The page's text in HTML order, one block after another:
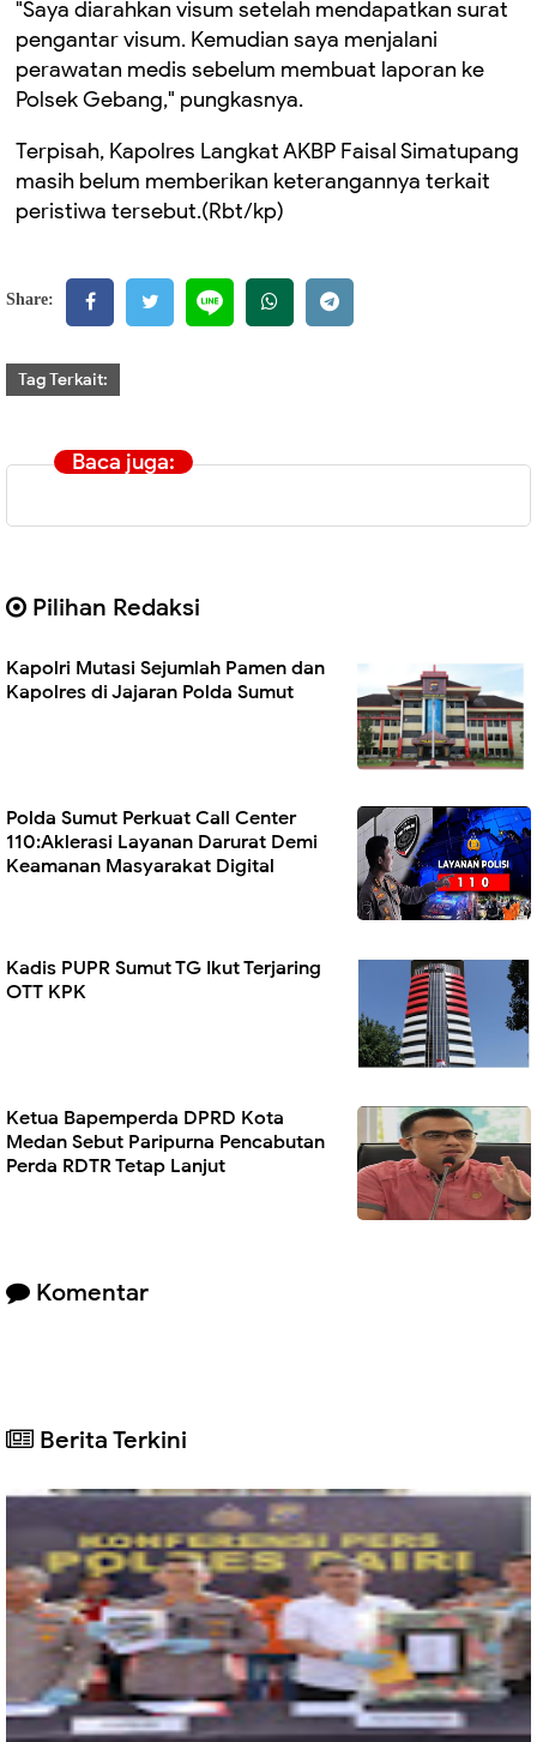
"Saya diarahkan visum setelah mendapatkan surat
pengantar visum. Kemudian saya menjalani
perawatan medis sebelum membuat laporan ke
Polsek Gebang," pungkasnya.
Terpisah, Kapolres Langkat AKBP Faisal Simatupang
masih belum memberikan keterangannya terkait
peristiwa tersebut.(Rbt/kp)
Share:
Tag Terkait:
Baca juga:
Pilihan Redaksi
Kapolri Mutasi Sejumlah Pamen dan
Kapolres di Jajaran Polda Sumut
Polda Sumut Perkuat Call Center
110:Aklerasi Layanan Darurat Demi
Keamanan Masyarakat Digital
Kadis PUPR Sumut TG Ikut Terjaring
OTT KPK
Ketua Bapemperda DPRD Kota
Medan Sebut Paripurna Pencabutan
Perda RDTR Tetap Lanjut
Komentar
Berita Terkini